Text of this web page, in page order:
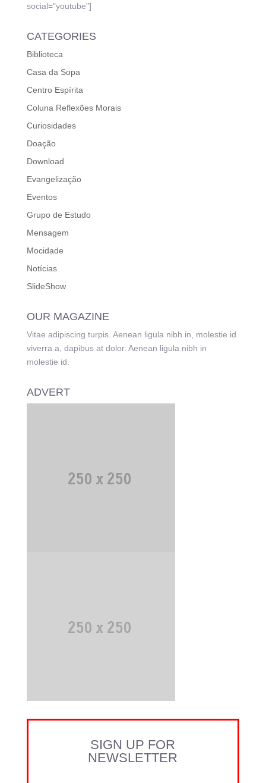
social="youtube"]
CATEGORIES
Biblioteca
Casa da Sopa
Centro Espírita
Coluna Reflexões Morais
Curiosidades
Doação
Download
Evangelização
Eventos
Grupo de Estudo
Mensagem
Mocidade
Notícias
SlideShow
OUR MAGAZINE
Vitae adipiscing turpis. Aenean ligula nibh in, molestie id
viverra a, dapibus at dolor. Aenean ligula nibh in
molestie id.
ADVERT
SIGN UP FOR
NEWSLETTER